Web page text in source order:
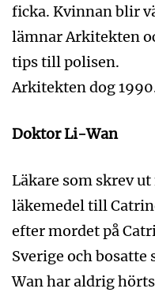
ficka. Kvinnan blir
lämnar Arkitekten
tips till polisen.
Arkitekten dog
Doktor Li-Wan
Läkare som skrev
läkemedel till
efter mordet på
Sverige och
Wan har aldrig